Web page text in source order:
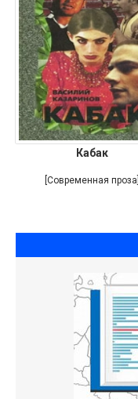
Кабак
[Современная проза]